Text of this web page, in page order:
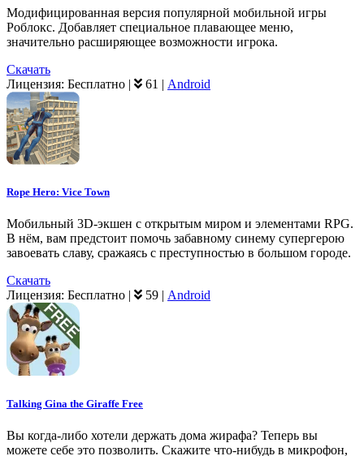
Модифицированная версия популярной мобильной игры
Роблокс. Добавляет специальное плавающее меню,
значительно расширяющее возможности игрока.
Скачать
Лицензия: Бесплатно | 61 | Android
Rope Hero: Vice Town
Мобильный 3D-экшен с открытым миром и элементами RPG.
В нём, вам предстоит помочь забавному синему супергерою
завоевать славу, сражаясь с преступностью в большом городе.
Скачать
Лицензия: Бесплатно | 59 | Android
Talking Gina the Giraffe Free
Вы когда-либо хотели держать дома жирафа? Теперь вы
можете себе это позволить. Скажите что-нибудь в микрофон,